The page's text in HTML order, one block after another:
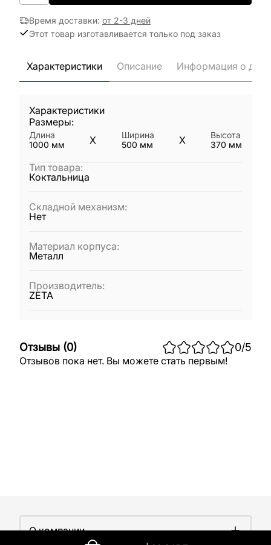
Время доставки: от 2-3 дней
Этот товар изготавливается только под заказ
Характеристики Описание Информация о
Характеристики
Размеры:
Длина
1000 мм X
Ширина
500 мм X
Высота
370 мм
Тип товара:
Коктальница
Складной механизм:
Нет
Материал корпуса:
Металл
Производитель:
ZETA
Отзывы (0) 0/5
Отзывов пока нет. Вы можете стать первым!
О компании